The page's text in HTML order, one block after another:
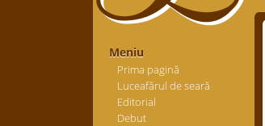
Meniu
Prima pagină
Luceafărul de seară
Editorial
Debut